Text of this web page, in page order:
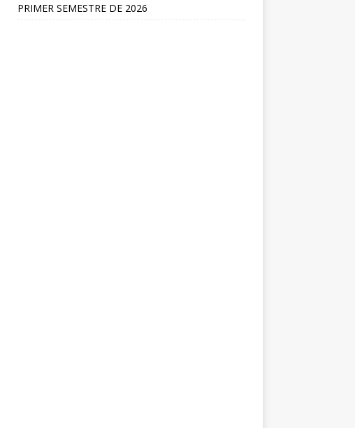
PRIMER SEMESTRE DE 2026